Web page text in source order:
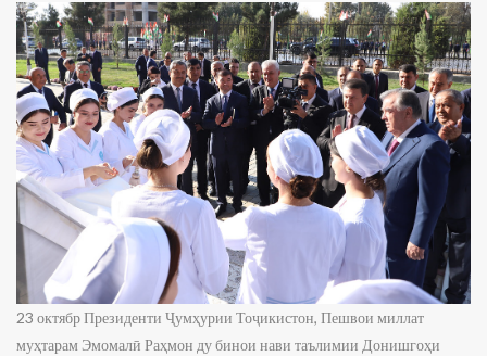
23 октябр Президенти Ҷумҳурии Тоҷикистон, Пешвои миллат
муҳтарам Эмомалӣ Раҳмон ду бинои нави таълимии Донишгоҳи